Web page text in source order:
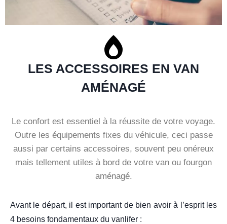
LES ACCESSOIRES EN VAN
AMÉNAGÉ
Le confort est essentiel à la réussite de votre voyage.
Outre les équipements fixes du véhicule, ceci passe
aussi par certains accessoires, souvent peu onéreux
mais tellement utiles à bord de votre van ou fourgon
aménagé.
Avant le départ, il est important de bien avoir à l’esprit les
4 besoins fondamentaux du vanlifer :